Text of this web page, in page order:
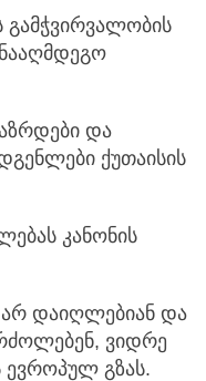
გამჭვირვალობის
და
ქუთაისის
კანონის
არ დაიღლებიან და
ვიდრე
ევროპულ გზას.